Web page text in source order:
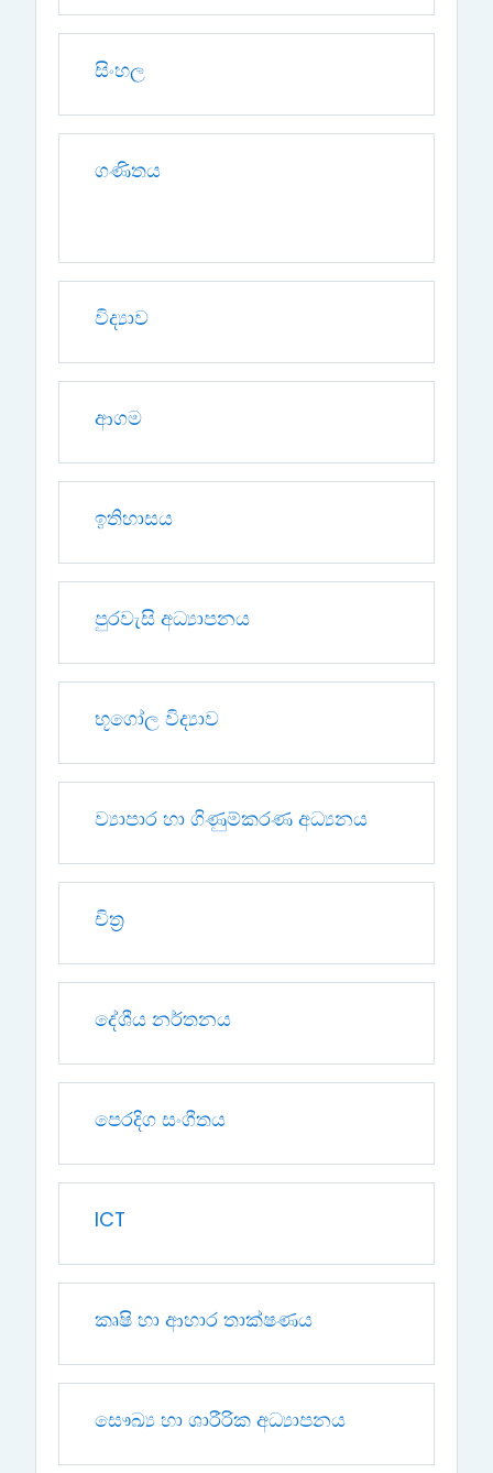
සිංහල
ගණිතය
විද්‍යාව
ආගම
ඉතිහාසය
පුරවැසි අධ්‍යාපනය
භූගෝල විද්‍යාව
ව්‍යාපාර හා ගිණුම්කරණ අධ්‍යනය
චිත්‍ර
දේශීය නර්තනය
පෙරදිග සංගීතය
ICT
කෘෂි හා ආහාර තාක්ෂණය
සෞඛ්‍ය හා ශාරීරික අධ්‍යාපනය